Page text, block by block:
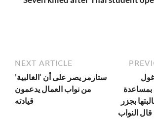
بمساعدة
بجزر
النواب
NEXT ARTICLE
ستارمر يصر على أن ‘الغالبية’
من نواب العمال يدعمون
قيادته